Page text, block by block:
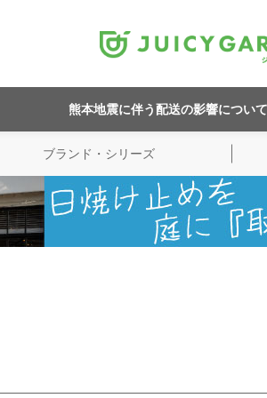
熊本地震に伴う配送の影響につい
ブランド・シリーズ